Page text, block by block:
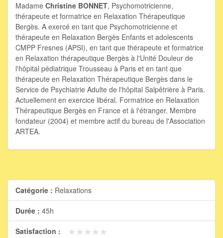
Madame Christine BONNET, Psychomotricienne,
thérapeute et formatrice en Relaxation Thérapeutique
Bergès. A exercé en tant que Psychomotricienne et
thérapeute en Relaxation Bergès Enfants et adolescents
CMPP Fresnes (APSI), en tant que thérapeute et formatrice
en Relaxation thérapeutique Bergès à l'Unité Douleur de
l'hôpital pédiatrique Trousseau à Paris et en tant que
thérapeute en Relaxation Thérapeutique Bergès dans le
Service de Psychiatrie Adulte de l'hôpital Salpêtrière à Paris.
Actuellement en exercice libéral. Formatrice en Relaxation
Thérapeutique Bergès en France et à l'étranger. Membre
fondateur (2004) et membre actif du bureau de l'Association
ARTEA.
Catégorie : Relaxations
Durée : 45h
Satisfaction : ★★★★★
★★★★★